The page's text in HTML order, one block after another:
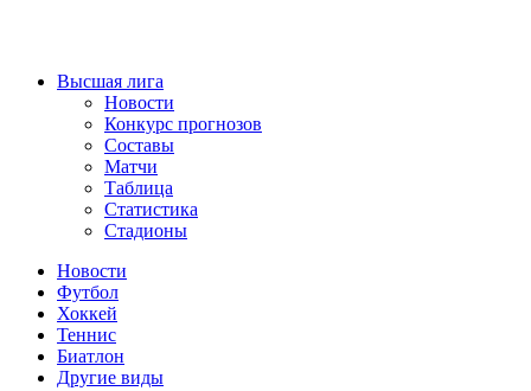
Высшая лига
Новости
Конкурс прогнозов
Составы
Матчи
Таблица
Статистика
Стадионы
Новости
Футбол
Хоккей
Теннис
Биатлон
Другие виды